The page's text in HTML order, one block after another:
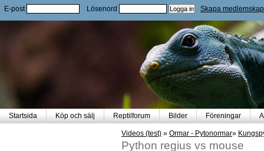
E-post Lösenord Skapa medlemskap
Startsida Köp och sälj Reptilforum Bilder Föreningar
Videos (test) » Ormar - Pytonormar»
Python regius vs mouse